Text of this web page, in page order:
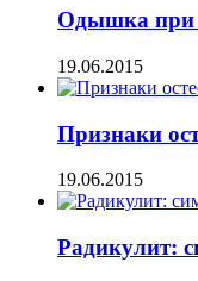
Одышка при
19.06.2015
Признаки
19.06.2015
Радикулит: